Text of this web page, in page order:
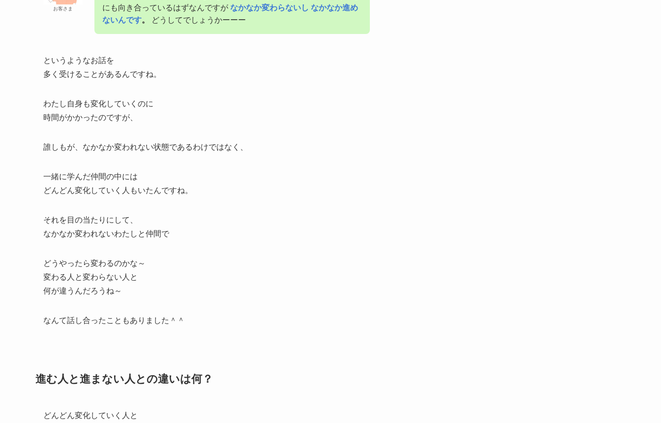
お客さま
にも向き合っているはずなんですが なかなか変わらないし なかなか進め
ないんです。 どうしてでしょうかーーー
というようなお話を
多く受けることがあるんですね。
わたし自身も変化していくのに
時間がかかったのですが、
誰しもが、なかなか変われない状態であるわけではなく、
一緒に学んだ仲間の中には
どんどん変化していく人もいたんですね。
それを目の当たりにして、
なかなか変われないわたしと仲間で
どうやったら変わるのかな～
変わる人と変わらない人と
何が違うんだろうね～
なんて話し合ったこともありました＾＾
進む人と進まない人との違いは何？
どんどん変化していく人と